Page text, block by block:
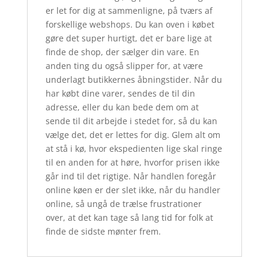
er let for dig at sammenligne, på tværs af
forskellige webshops. Du kan oven i købet
gøre det super hurtigt, det er bare lige at
finde de shop, der sælger din vare. En
anden ting du også slipper for, at være
underlagt butikkernes åbningstider. Når du
har købt dine varer, sendes de til din
adresse, eller du kan bede dem om at
sende til dit arbejde i stedet for, så du kan
vælge det, det er lettes for dig. Glem alt om
at stå i kø, hvor ekspedienten lige skal ringe
til en anden for at høre, hvorfor prisen ikke
går ind til det rigtige. Når handlen foregår
online køen er der slet ikke, når du handler
online, så ungå de trælse frustrationer
over, at det kan tage så lang tid for folk at
finde de sidste mønter frem.